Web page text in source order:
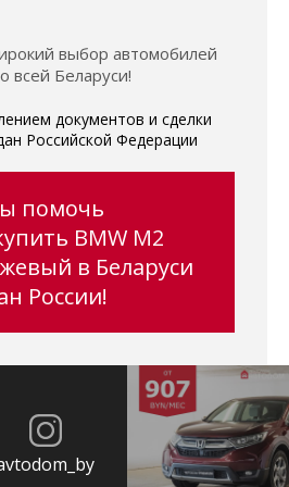
выбор автомобилей
всей Беларуси!
документов и сделки
Российской Федерации
помочь
BMW M2
в Беларуси
России!